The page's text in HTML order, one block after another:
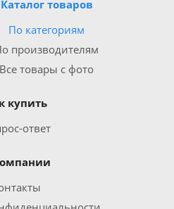
Каталог товаров
По категориям
производителям
Все товары с фото
купить
ответ